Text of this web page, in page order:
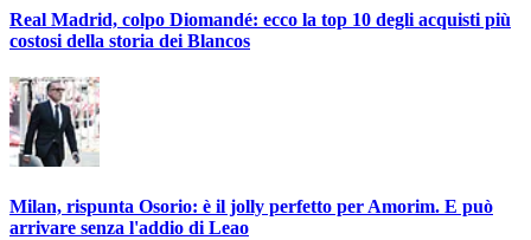
Real Madrid, colpo Diomandé: ecco la top 10 degli acquisti più
costosi della storia dei Blancos
Milan, rispunta Osorio: è il jolly perfetto per Amorim. E può
arrivare senza l'addio di Leao